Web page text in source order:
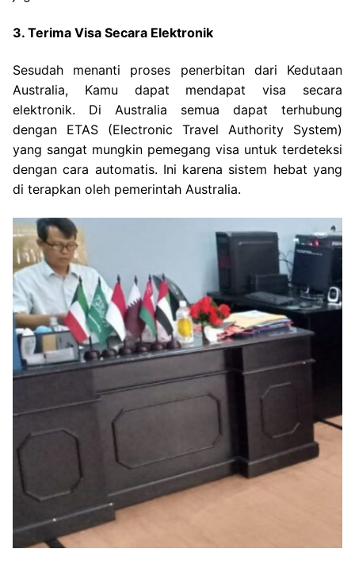
3. Terima Visa Secara Elektronik
Sesudah menanti proses penerbitan dari Kedutaan
Australia, Kamu dapat mendapat visa secara
elektronik. Di Australia semua dapat terhubung
dengan ETAS (Electronic Travel Authority System)
yang sangat mungkin pemegang visa untuk terdeteksi
dengan cara automatis. Ini karena sistem hebat yang
di terapkan oleh pemerintah Australia.